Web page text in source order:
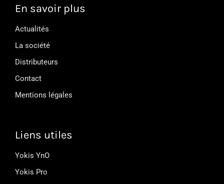
En savoir plus
Actualités
La société
Distributeurs
Contact
Mentions légales
Liens utiles
Yokis YnO
Yokis Pro